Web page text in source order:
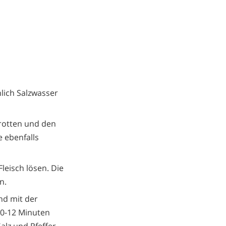
Salzwasser
und den
ebenfalls
lösen. Die
mit der
12 Minuten